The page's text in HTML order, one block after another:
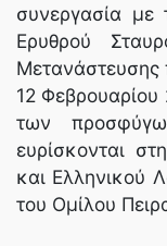
συνεργασία με
Ερυθρού
Μετανάστευσης
12
των
ευρίσκονται
και Ελληνικού
του Ομίλου